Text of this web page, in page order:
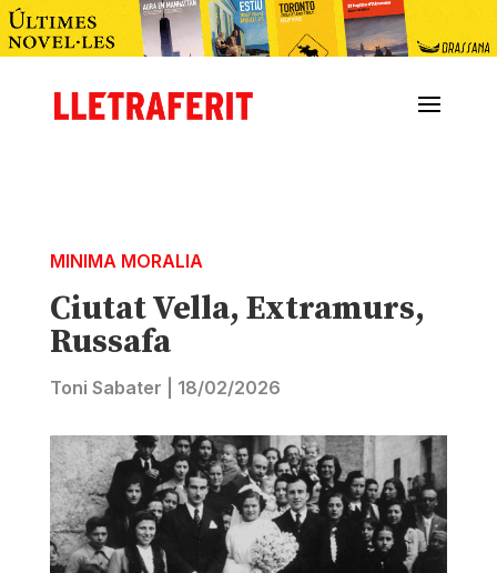
MINIMA MORALIA
Ciutat Vella, Extramurs,
Russafa
Toni Sabater 18/02/2026